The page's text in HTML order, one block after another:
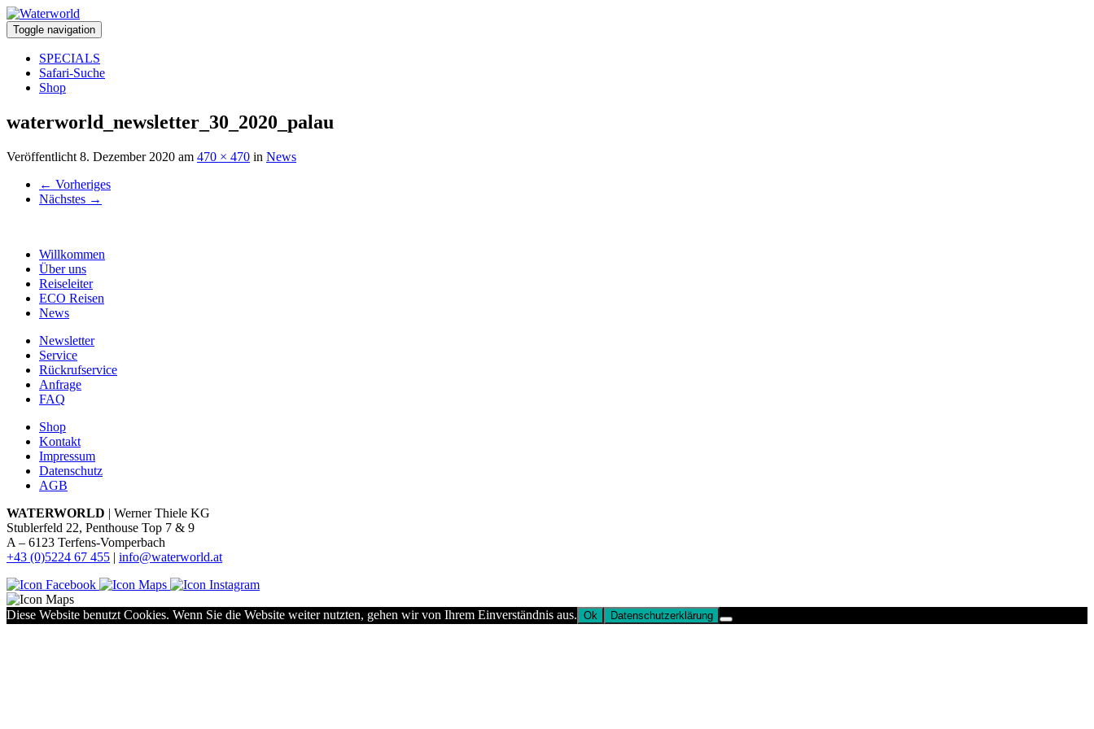
Toggle navigation
SPECIALS
Safari-Suche
Shop
waterworld_newsletter_30_2020_palau
Veröffentlicht 8. Dezember 2020 am 470 × 470 in News
← Vorheriges
Nächstes →
Willkommen
Über uns
Reiseleiter
ECO Reisen
News
Newsletter
Service
Rückrufservice
Anfrage
FAQ
Shop
Kontakt
Impressum
Datenschutz
AGB
WATERWORLD | Werner Thiele KG
Stublerfeld 22, Penthouse Top 7 & 9
A – 6123 Terfens-Vomperbach
+43 (0)5224 67 455 | info@waterworld.at
Diese Website benutzt Cookies. Wenn Sie die Website weiter nutzten, gehen wir von Ihrem Einverständnis aus. Ok Datenschutzerklärung